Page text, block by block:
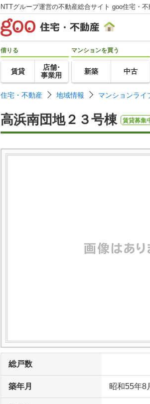
NTTグループ運営の不動産総合サイト goo住宅・不
借りる
賃貸
店舗･
事業用
マンションを買う
新築 中古
住宅・不動産 地域情報 マンションライ
高浜南団地２３号棟 賃貸募集
総戸数
築年月 昭和55年8